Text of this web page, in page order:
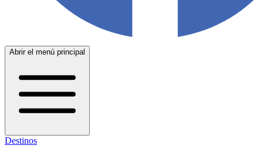
Abrir el menú principal
Destinos